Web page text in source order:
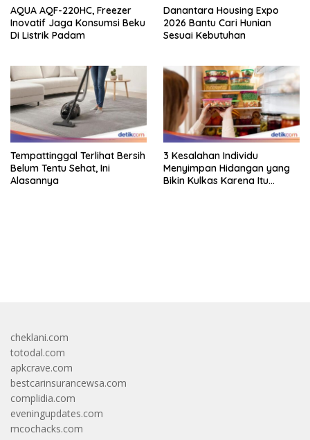
AQUA AQF-220HC, Freezer
Inovatif Jaga Konsumsi Beku
Di Listrik Padam
Danantara Housing Expo
2026 Bantu Cari Hunian
Sesuai Kebutuhan
Tempattinggal Terlihat Bersih
Belum Tentu Sehat, Ini
Alasannya
3 Kesalahan Individu
Menyimpan Hidangan yang
Bikin Kulkas Karena Itu
cheklani.com
totodal.com
apkcrave.com
bestcarinsurancewsa.com
complidia.com
eveningupdates.com
mcochacks.com